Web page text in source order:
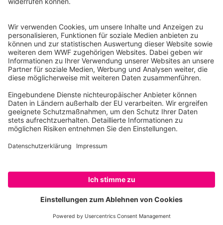
SPENDEN
10117 Berlin
Ihre Spende kann steuerlich geltend gemacht werden
Registriert als Stiftung WWF Deutschland, Senatsverwaltung für
Justiz Berlin, Az: 3416/976/2
Umsatzsteuer-Identifikationsnummer: DE 114236103
Freistellungsbescheid: Als gemeinnützige Körperschaft befreit
von der Körperschaftssteuer gem. §5 I 9 KStg. unter der
Steuernummer 27/641/09321